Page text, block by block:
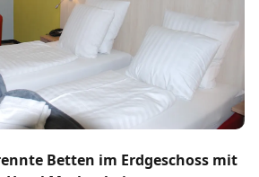
Betten im Erdgeschoss mit